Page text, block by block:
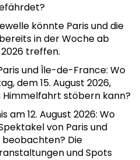
könnte Paris und die
in der Woche ab
2026 treffen.
und Île-de-France: Wo
dem 15. August 2026,
Himmelfahrt stöbern kann?
am 12. August 2026: Wo
von Paris und
beobachten? Die
und Spots